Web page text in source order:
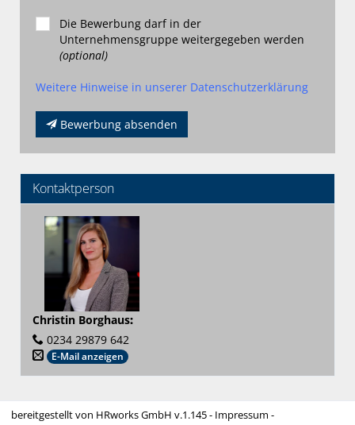
Die Bewerbung darf in der
Unternehmensgruppe weitergegeben werden
(optional)
Weitere Hinweise in unserer Datenschutzerklärung
Bewerbung absenden
Kontaktperson
Christin Borghaus:
0234 29879 642
E-Mail anzeigen
bereitgestellt von HRworks GmbH v.1.145 - Impressum -